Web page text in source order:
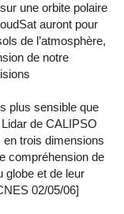
une orbite polaire
auront pour
de l’atmosphère,
de notre
plus sensible que
de CALIPSO
trois dimensions
compréhension de
globe et de leur
02/05/06]